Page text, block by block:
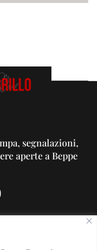
segnalazioni,
aperte a Beppe
PUBBLICITA'
su questo Blog: